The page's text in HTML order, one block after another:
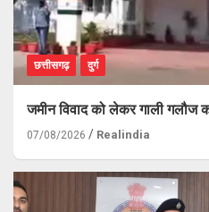
छत्तीसगढ़ दुर्ग
जमीन विवाद को लेकर गाली गलौज
07/08/2026 Realindia